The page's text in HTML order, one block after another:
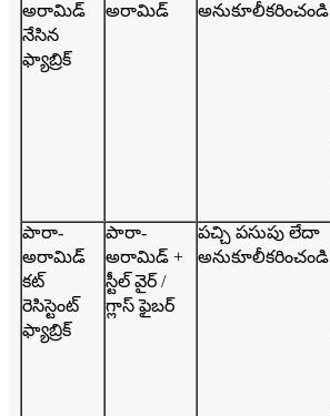
అరామిడ్
నేసిన
ఫ్యాబ్రిక్
అరామిడ్
అనుకూలీకరించండి
పారా-
అరామిడ్
కట్
రెసిస్టెంట్
ఫ్యాబ్రిక్
పారా-
అరామిడ్ +
స్టీల్ వైర్ /
గ్లాస్ ఫైబర్
పచ్చి పసుపు లేదా
అనుకూలీకరించండి